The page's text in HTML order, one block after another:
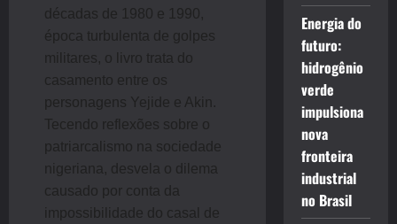
décadas de 1980 e 1990,
época turbulenta de golpes
militares, o livro trata do
casamento entre os
personagens Yejide e Akin.
Tecendo reflexões sobre o
patriarcalismo na sociedade
nigeriana, desvela o dilema
causado por conta da
impossibilidade do casal de
Energia do
futuro:
hidrogênio
verde
impulsiona
nova
fronteira
industrial
no Brasil